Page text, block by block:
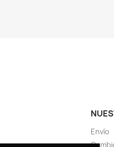
Envío